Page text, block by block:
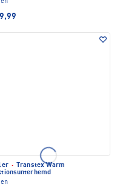
·
Transtex Warm